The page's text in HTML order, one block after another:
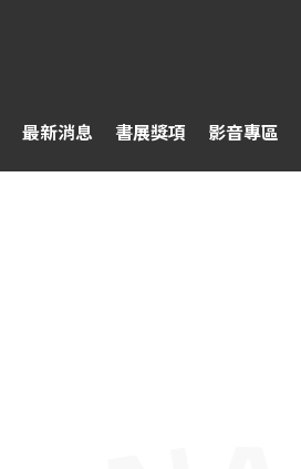
最新消息 書展獎項 影音專區